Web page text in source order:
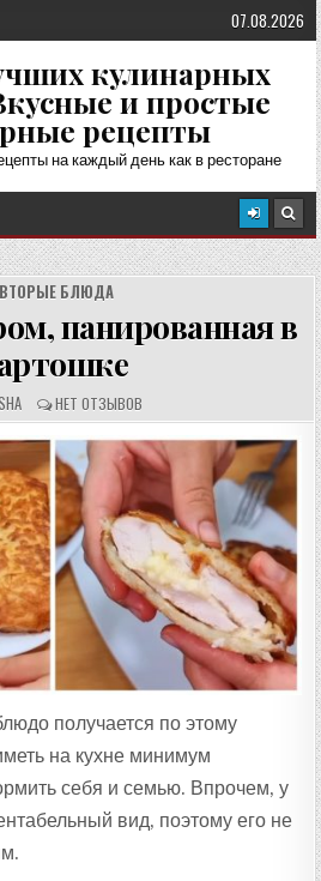
07.08.2026
кулинарных
и простые
рецепты
на каждый день как в ресторане
ВТОРЫЕ БЛЮДА
панированная в
О
Т
З
Ы
В
Ы
НЕТ ОТЗЫВОВ
получается по этому
на кухне минимум
себя и семью. Впрочем, у
вид, поэтому его не